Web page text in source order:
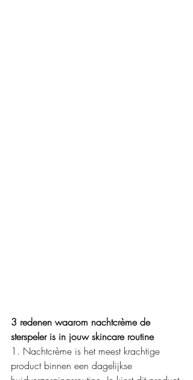
3 redenen waarom nachtcrème de
sterspeler is in jouw skincare routine
1. Nachtcrème is het meest krachtige
product binnen een dagelijkse